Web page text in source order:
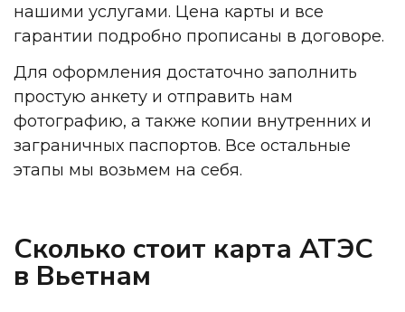
нашими услугами. Цена карты и все
гарантии подробно прописаны в договоре.
Для оформления достаточно заполнить
простую анкету и отправить нам
фотографию, а также копии внутренних и
заграничных паспортов. Все остальные
этапы мы возьмем на себя.
Сколько стоит карта АТЭС
в Вьетнам